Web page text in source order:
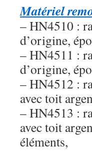
Matériel
– HN4510 :
d’origine,
– HN4511 :
d’origine,
– HN4512 :
avec toit
– HN4513 :
avec toit
éléments,